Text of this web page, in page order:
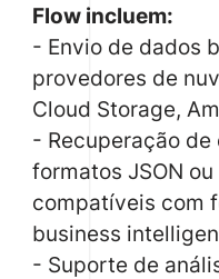
Flow incluem:
- Envio de dados
provedores de
Cloud Storage,
- Recuperação
formatos JSON
compatíveis com
business
- Suporte de